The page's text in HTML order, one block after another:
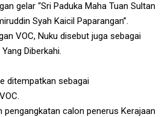
gelar “Sri Paduka Maha Tuan Sultan
Syah Kaicil Paparangan”.
VOC, Nuku disebut juga sebagai
Diberkahi.
ditempatkan sebagai
calon penerus Kerajaan